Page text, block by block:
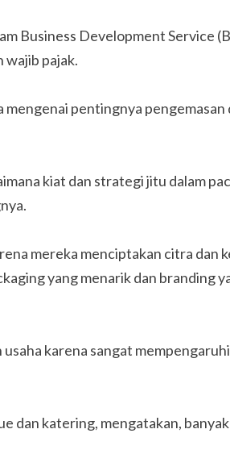
Business Development Service
wajib pajak.
pentingnya pengemasan
kiat dan strategi jitu dalam
mereka menciptakan citra dan
yang menarik dan branding
karena sangat
dan katering, mengatakan,